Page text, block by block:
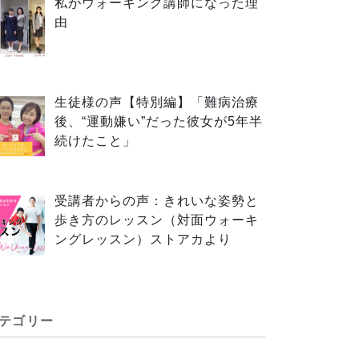
由
生徒様の声【特別編】「難病治療
後、“運動嫌い”だった彼女が5年半
続けたこと」
受講者からの声：きれいな姿勢と
歩き方のレッスン（対面ウォーキ
ングレッスン）ストアカより
ゴリー